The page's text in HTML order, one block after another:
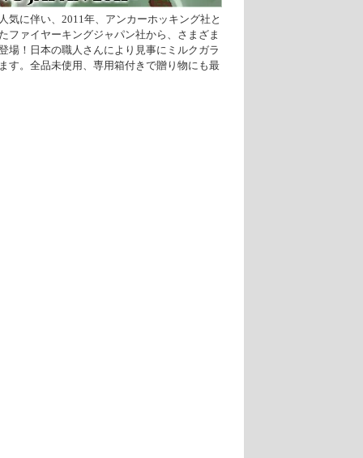
気に伴い、2011年、アンカーホッキング社と
ファイヤーキングジャパン社から、さまざま
場！日本の職人さんにより見事にミルクガラ
す。全品未使用、専用箱付きで贈り物にも最